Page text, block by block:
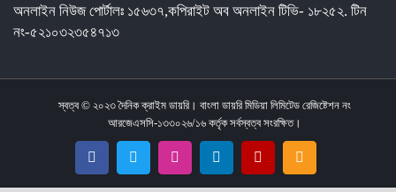
অনলাইন নিউজ পোর্টালঃ ১৫৬৩৭,কপিরাইট অব অনলাইন টিভি- ১৮২৫২. টিন
নং-৫২১০৩২৩৫৪৭১৩
স্বত্ব © ২০২৩ দৈনিক ক্রাইম ডায়রি। বাংলা ডায়রি মিডিয়া লিমিটেড রেজিষ্টেশন নং
আরজেএসসি-১৩৩০২৬/১৬ কর্তৃক সর্বস্বত্ব সংরক্ষিত।